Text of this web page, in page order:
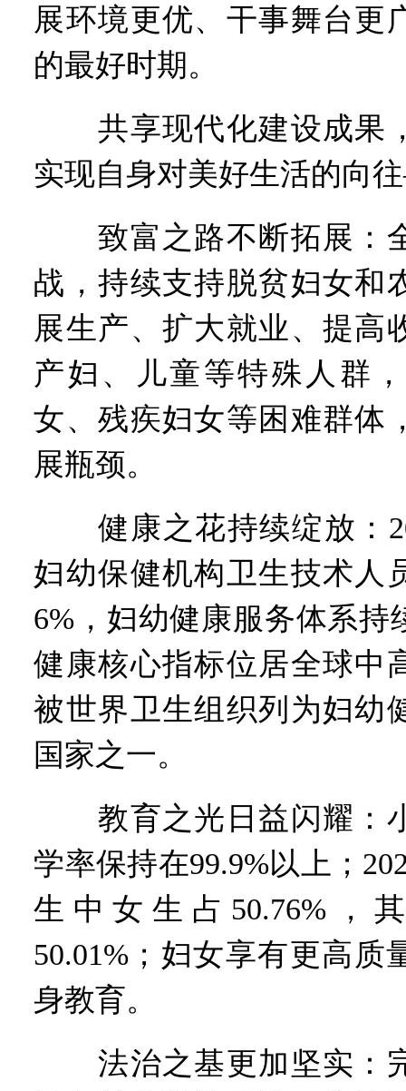
展环境更优、干事舞台更
的最好时期。
共享现代化建设成果
实现自身对美好生活的向
致富之路不断拓展：
战，持续支持脱贫妇女和
展生产、扩大就业、提高
产妇、儿童等特殊人群
女、残疾妇女等困难群体
展瓶颈。
健康之花持续绽放：
妇幼保健机构卫生技术人
6%，妇幼健康服务体系持
健康核心指标位居全球中
被世界卫生组织列为妇幼
国家之一。
教育之光日益闪耀：
学率保持在99.9%以上；
生中女生占50.76%，
50.01%；妇女享有更高质
身教育。
法治之基更加坚实：